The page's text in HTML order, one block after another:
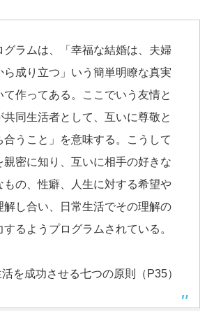
グラムは、「幸福な結婚は、夫婦
ら成り立つ」いう簡単明瞭な真実
て作ってある。ここでいう友情と
共同生活者として、互いに尊敬と
合うこと」を意味する。こうして
親密に知り、互いに相手の好きな
もの、性癖、人生に対する希望や
解し合い、日常生活でその理解の
るようプログラムされている。
を成功させる七つの原則（P35）